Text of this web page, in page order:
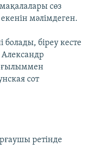
сөз
мәлімдеген.
біреу кесте
Александр
ғылыммен
сот
ретінде